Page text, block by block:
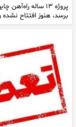
پروژه ۱۳ ساله
برسد، هنوز افتتاح نشده